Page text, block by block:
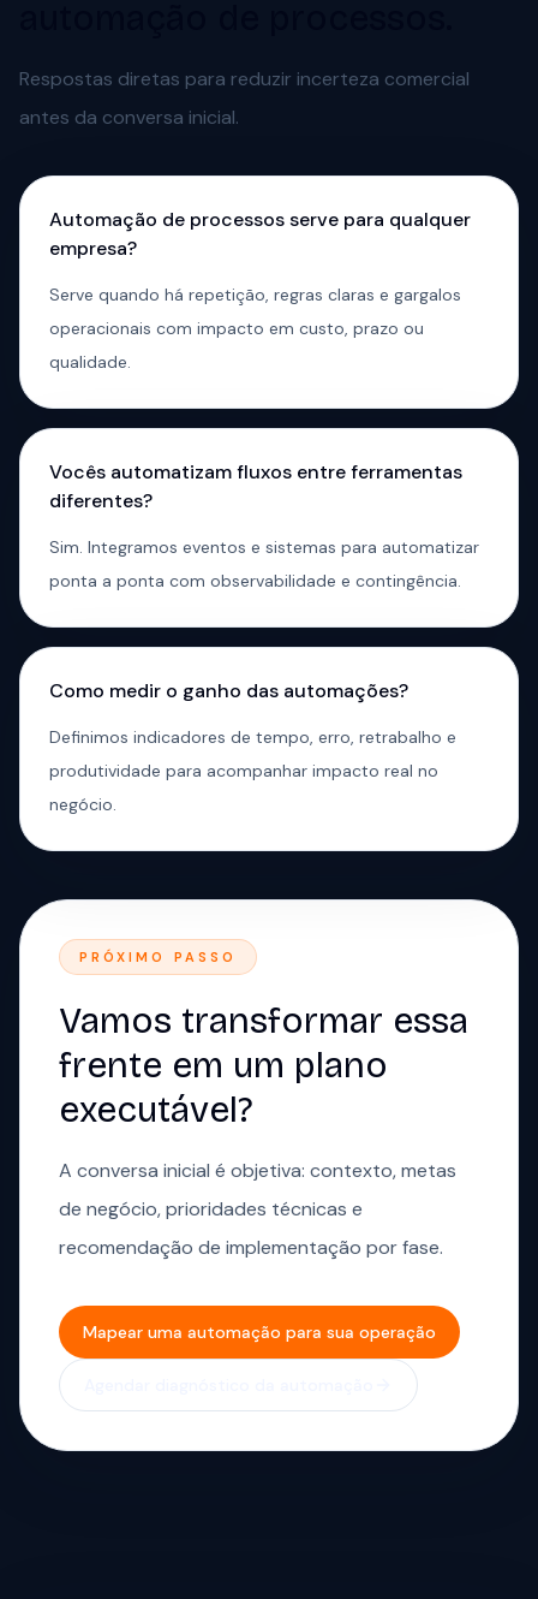
Respostas diretas para reduzir incerteza comercial
antes da conversa inicial.
Automação de processos serve para qualquer
empresa?
Serve quando há repetição, regras claras e gargalos
operacionais com impacto em custo, prazo ou
qualidade.
Vocês automatizam fluxos entre ferramentas
diferentes?
Sim. Integramos eventos e sistemas para automatizar
ponta a ponta com observabilidade e contingência.
Como medir o ganho das automações?
Definimos indicadores de tempo, erro, retrabalho e
produtividade para acompanhar impacto real no
negócio.
PRÓXIMO PASSO
Vamos transformar essa
frente em um plano
executável?
A conversa inicial é objetiva: contexto, metas
de negócio, prioridades técnicas e
recomendação de implementação por fase.
Mapear uma automação para sua operação